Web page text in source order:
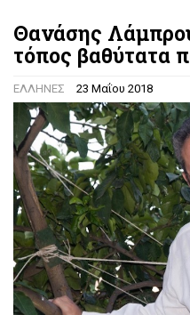
Θανάσης
τόπος βαθύτατα
ΕΛΛΗΝΕΣ 23 Μαΐου 2018